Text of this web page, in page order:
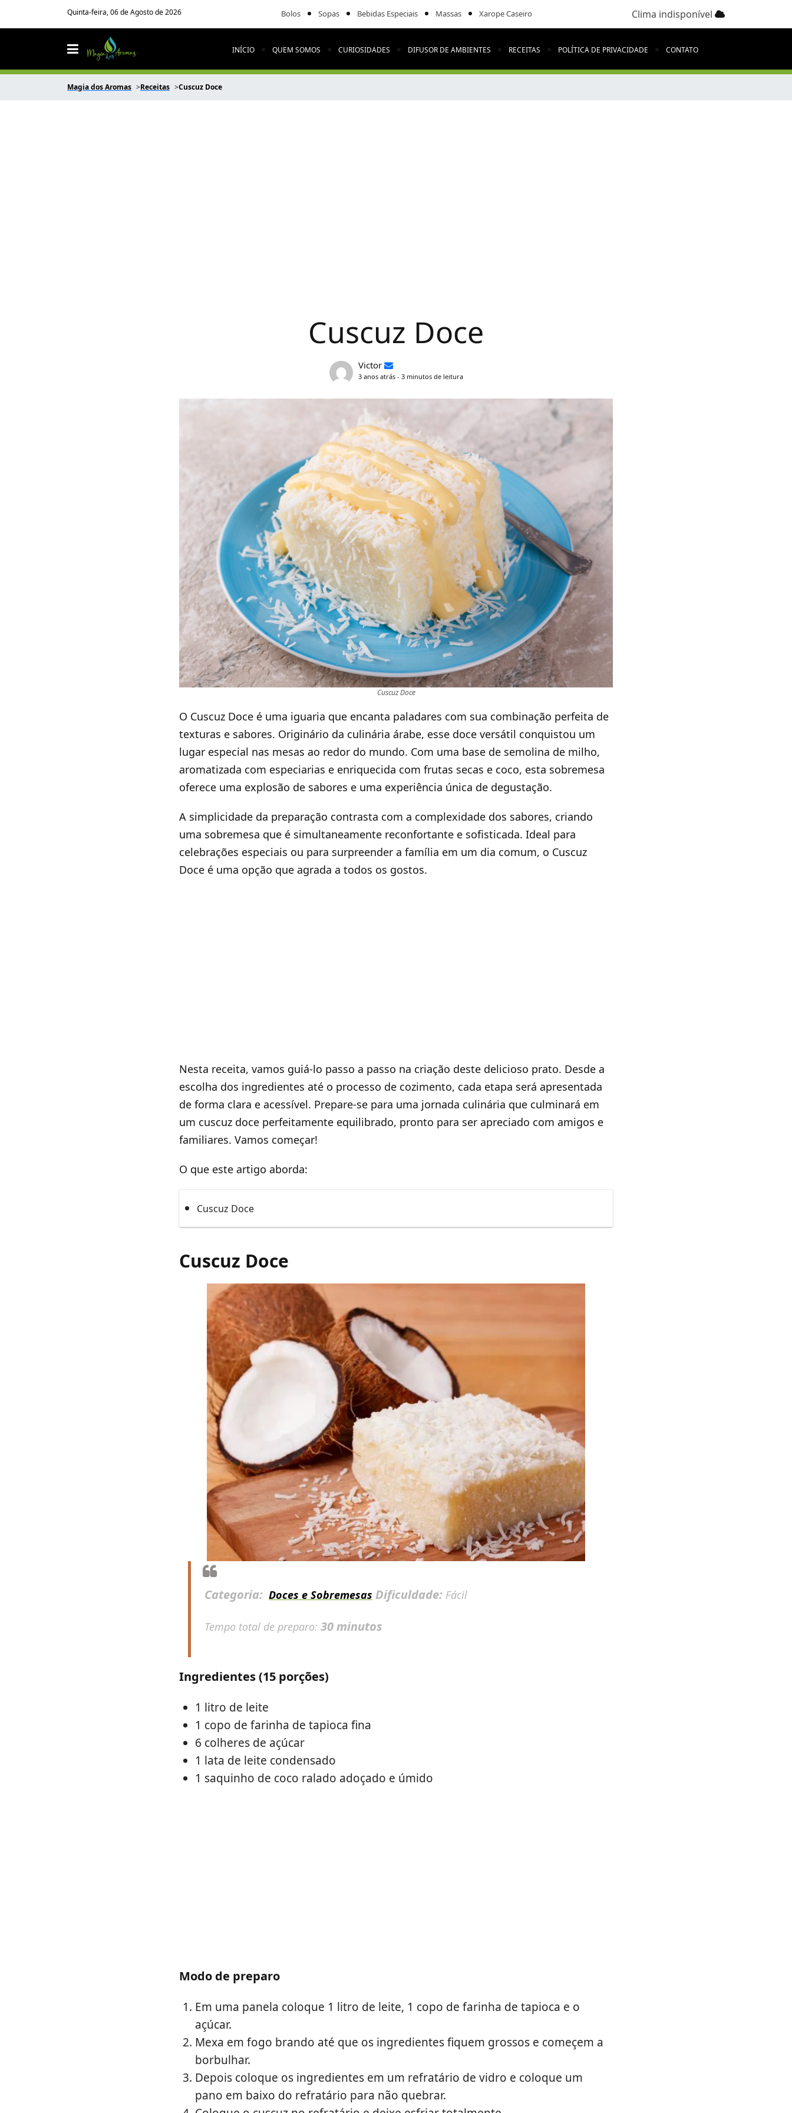
Quinta-feira, 06 de Agosto de 2026 Bolos Sopas Bebidas Especiais Massas Xarope Caseiro Clima indisponível
INÍCIO QUEM SOMOS CURIOSIDADES DIFUSOR DE AMBIENTES RECEITAS POLÍTICA DE PRIVACIDADE CONTATO
Magia dos Aromas Receitas Cuscuz Doce
Cuscuz Doce
Victor
3 anos atrás - 3 minutos de leitura
Cuscuz Doce
O Cuscuz Doce é uma iguaria que encanta paladares com sua combinação perfeita de
texturas e sabores. Originário da culinária árabe, esse doce versátil conquistou um
lugar especial nas mesas ao redor do mundo. Com uma base de semolina de milho,
aromatizada com especiarias e enriquecida com frutas secas e coco, esta sobremesa
oferece uma explosão de sabores e uma experiência única de degustação.
A simplicidade da preparação contrasta com a complexidade dos sabores, criando
uma sobremesa que é simultaneamente reconfortante e sofisticada. Ideal para
celebrações especiais ou para surpreender a família em um dia comum, o Cuscuz
Doce é uma opção que agrada a todos os gostos.
Nesta receita, vamos guiá-lo passo a passo na criação deste delicioso prato. Desde a
escolha dos ingredientes até o processo de cozimento, cada etapa será apresentada
de forma clara e acessível. Prepare-se para uma jornada culinária que culminará em
um cuscuz doce perfeitamente equilibrado, pronto para ser apreciado com amigos e
familiares. Vamos começar!
O que este artigo aborda:
Cuscuz Doce
Cuscuz Doce
Categoria: Doces e Sobremesas Dificuldade: Fácil
Tempo total de preparo: 30 minutos
Ingredientes (15 porções)
1 litro de leite
1 copo de farinha de tapioca fina
6 colheres de açúcar
1 lata de leite condensado
1 saquinho de coco ralado adoçado e úmido
Modo de preparo
Em uma panela coloque 1 litro de leite, 1 copo de farinha de tapioca e o
açúcar.
Mexa em fogo brando até que os ingredientes fiquem grossos e começem a
borbulhar.
Depois coloque os ingredientes em um refratário de vidro e coloque um
pano em baixo do refratário para não quebrar.